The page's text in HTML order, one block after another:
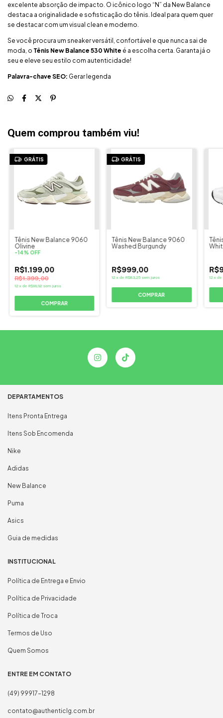
excelente absorção de impacto. O icônico logo “N” da New Balance
destaca a originalidade e sofisticação do tênis. Ideal para quem quer
se destacar com um visual clean e moderno.
Se você procura um sneaker versátil, confortável e que nunca sai de
moda, o Tênis New Balance 530 White é a escolha certa. Garanta já o
seu e eleve seu estilo com autenticidade!
Palavra-chave SEO: Gerar legenda
Quem comprou também viu!
GRÁTIS
Tênis New Balance 9060
Olivine
-14%OFF
R$1.199,00
R$1.399,00
12 x de R$99,92 sem juros
COMPRAR
GRÁTIS
Tênis New Balance 9060
Washed Burgundy
R$999,00
12 xde R$83,25 sem juros
COMPRAR
12 xde
DEPARTAMENTOS
Itens Pronta Entrega
Itens Sob Encomenda
Nike
Adidas
New Balance
Puma
Asics
Guia de medidas
INSTITUCIONAL
Política de Entrega e Envio
Política de Privacidade
Política de Troca
Termos de Uso
Quem Somos
ENTRE EM CONTATO
(49) 99917-1298
contato@authenticlg.com.br